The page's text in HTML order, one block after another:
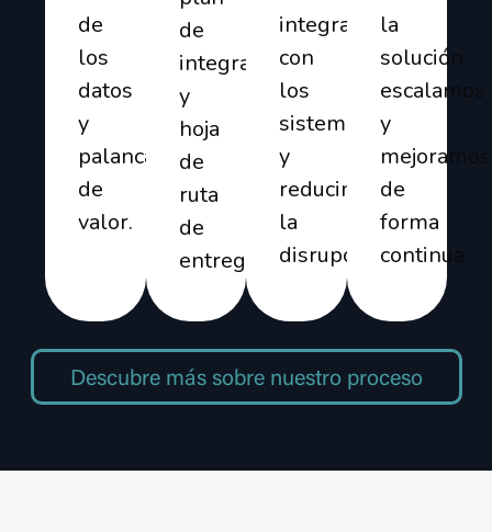
de
los
datos
y
palancas
de
valor.
de
integración
y
hoja
de
ruta
de
entrega.
integramos
con
los
sistemas
y
reducimos
la
disrupción.
la
solución,
escalamos
y
mejoramos
de
forma
continua.
Descubre más sobre nuestro proceso